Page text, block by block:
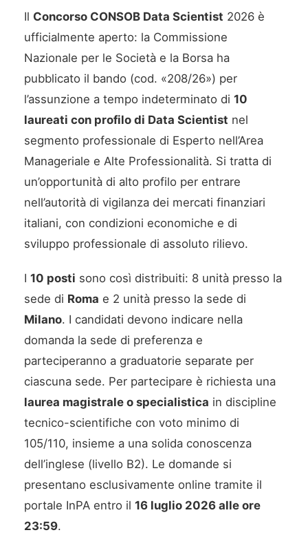
Il Concorso CONSOB Data Scientist 2026 è
ufficialmente aperto: la Commissione
Nazionale per le Società e la Borsa ha
pubblicato il bando (cod. «208/26») per
l’assunzione a tempo indeterminato di 10
laureati con profilo di Data Scientist nel
segmento professionale di Esperto nell’Area
Manageriale e Alte Professionalità. Si tratta di
un’opportunità di alto profilo per entrare
nell’autorità di vigilanza dei mercati finanziari
italiani, con condizioni economiche e di
sviluppo professionale di assoluto rilievo.
I 10 posti sono così distribuiti: 8 unità presso la
sede di Roma e 2 unità presso la sede di
Milano. I candidati devono indicare nella
domanda la sede di preferenza e
parteciperanno a graduatorie separate per
ciascuna sede. Per partecipare è richiesta una
laurea magistrale o specialistica in discipline
tecnico-scientifiche con voto minimo di
105/110, insieme a una solida conoscenza
dell’inglese (livello B2). Le domande si
presentano esclusivamente online tramite il
portale InPA entro il 16 luglio 2026 alle ore
23:59.